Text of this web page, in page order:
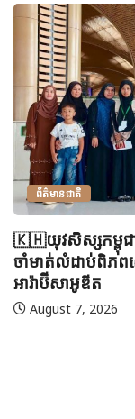
ព័ត៌មានជាតិ
🇰🇭យុវសិស្សកម្ពុជា
ចាំមាត់លំដាប់ពិភព
អារ៉ាប៊ីសាអូឌីត
August 7, 2026